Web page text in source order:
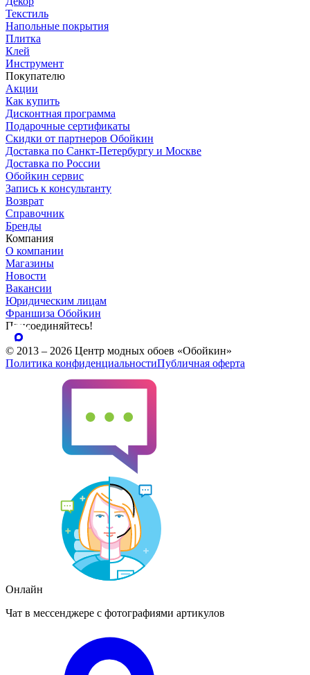
Текстиль
Напольные покрытия
Плитка
Клей
Инструмент
Покупателю
Акции
Как купить
Дисконтная программа
Подарочные сертификаты
Скидки от партнеров Обойкин
Доставка по Санкт-Петербургу и Москве
Доставка по России
Обойкин сервис
Запись к консультанту
Возврат
Справочник
Бренды
Компания
О компании
Магазины
Новости
Вакансии
Юридическим лицам
Франшиза Обойкин
Присоединяйтесь!
© 2013 – 2026 Центр модных обоев «Обойкин»
Политика конфиденциальностиПубличная оферта
Онлайн
Чат в мессенджере с фотографиями артикулов